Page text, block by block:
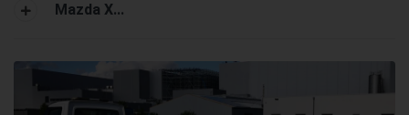
Mazda X...